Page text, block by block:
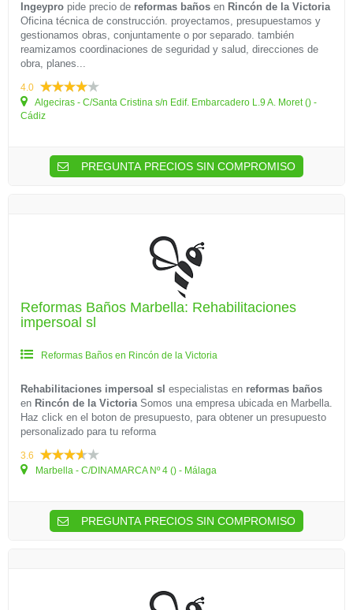
Ingeypro pide precio de reformas baños en Rincón de la Victoria
Oficina técnica de construcción. proyectamos, presupuestamos y
gestionamos obras, conjuntamente o por separado. también
reamizamos coordinaciones de seguridad y salud, direcciones de
obra, planes...
4.0
Algeciras - C/Santa Cristina s/n Edif. Embarcadero L.9 A. Moret () -
Cádiz
PREGUNTA PRECIOS SIN COMPROMISO
Reformas Baños Marbella: Rehabilitaciones
impersoal sl
Reformas Baños en Rincón de la Victoria
Rehabilitaciones impersoal sl especialistas en reformas baños
en Rincón de la VictoriaSomos una empresa ubicada en Marbella.
Haz click en el boton de presupuesto, para obtener un presupuesto
personalizado para tu reforma
3.6
Marbella - C/DINAMARCA Nº 4 () - Málaga
PREGUNTA PRECIOS SIN COMPROMISO